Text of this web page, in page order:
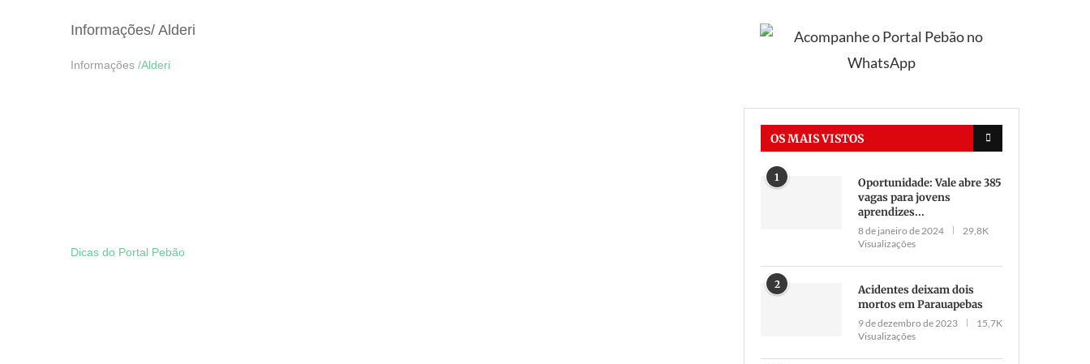
Informações/ Alderi
Informações /Alderi
Dicas do Portal Pebão
OS MAIS VISTOS
1
Oportunidade: Vale abre 385
vagas para jovens
aprendizes...
8 de janeiro de 2024
29,8K
Visualizações
2
Acidentes deixam dois
mortos em Parauapebas
9 de dezembro de 2023
15,7K
Visualizações